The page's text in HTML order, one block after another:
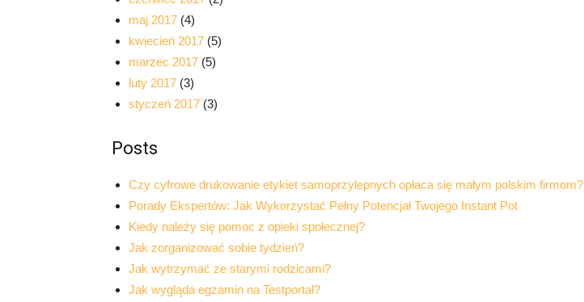
maj 2017 (4)
kwiecień 2017 (5)
marzec 2017 (5)
luty 2017 (3)
styczeń 2017 (3)
Posts
Czy cyfrowe drukowanie etykiet samoprzylepnych opłaca się małym polskim firmom?
Porady Ekspertów: Jak Wykorzystać Pełny Potencjał Twojego Instant Pot
Kiedy należy się pomoc z opieki społecznej?
Jak zorganizować sobie tydzień?
Jak wytrzymać ze starymi rodzicami?
Jak wygląda egzamin na Testportal?